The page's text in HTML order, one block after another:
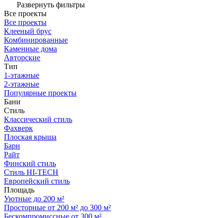
Развернуть фильтры
Все проекты
Все проекты
Клееный брус
Комбинированные
Каменные дома
Авторские
Тип
1-этажные
2-этажные
Популярные проекты
Бани
Стиль
Классический стиль
Фахверк
Плоская крыша
Барн
Райт
Финский стиль
Стиль HI-TECH
Европейский стиль
Площадь
Уютные до 200 м²
Просторные от 200 м² до 300 м²